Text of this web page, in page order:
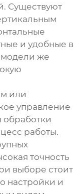
Существуют
и удобные в
же
или
управление
обработки
работы.
точность
выборе стоит
настройки и